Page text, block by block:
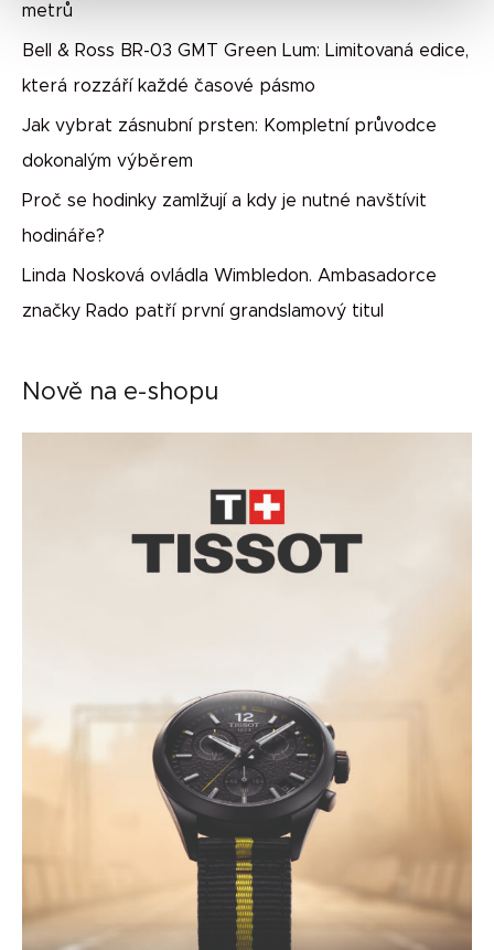
metrů
Bell & Ross BR-03 GMT Green Lum: Limitovaná edice,
která rozzáří každé časové pásmo
Jak vybrat zásnubní prsten: Kompletní průvodce
dokonalým výběrem
Proč se hodinky zamlžují a kdy je nutné navštívit
hodináře?
Linda Nosková ovládla Wimbledon. Ambasadorce
značky Rado patří první grandslamový titul
Nově na e-shopu